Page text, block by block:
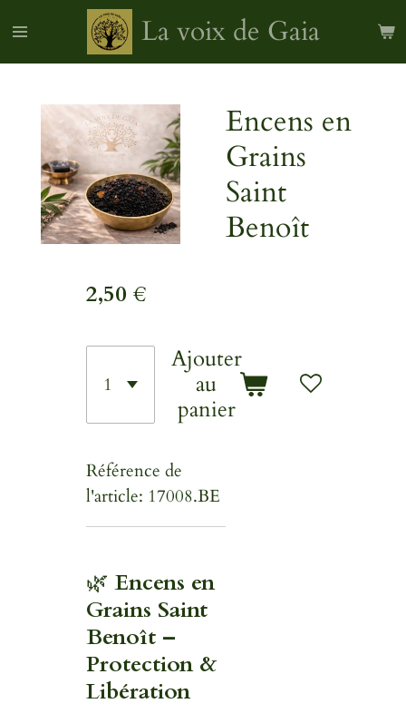
La voix de Gaia
Encens en
Grains
Saint
Benoît
2,50 €
Ajouter
au
panier
Référence de
l'article: 17008.BE
🌿Encens en
Grains Saint
Benoît –
Protection &
Libération